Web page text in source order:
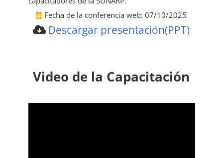
Fecha de la conferencia web: 07/10/2025
Descargar presentación(PPT)
Video de la Capacitación